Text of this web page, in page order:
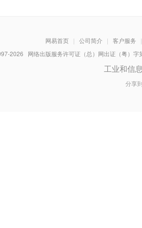
网易首页 | 公司简介 | 客户服务
|
2026 网络出版服务许可证（总）网出证（粤）
工业和信
分享